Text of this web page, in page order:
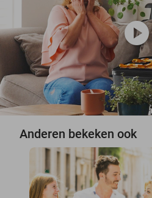
play_circle
Anderen bekeken ook